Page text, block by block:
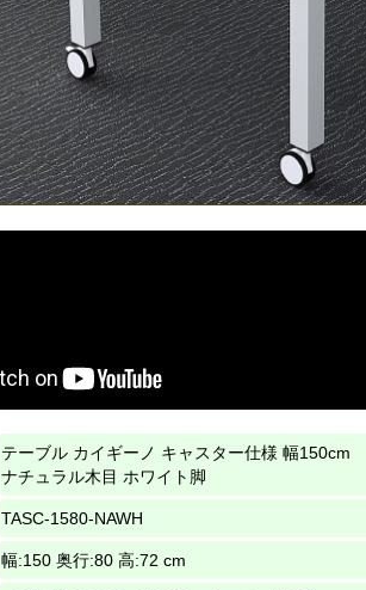
テーブル カイギーノ キャスター仕様 幅150cm
ナチュラル木目 ホワイト脚
TASC-1580-NAWH
幅:150 奥行:80 高:72 cm